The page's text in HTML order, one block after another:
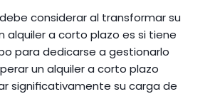
considerar al transformar su
alquiler a corto plazo es si tiene
para dedicarse a gestionarlo
un alquiler a corto plazo
significativamente su carga de